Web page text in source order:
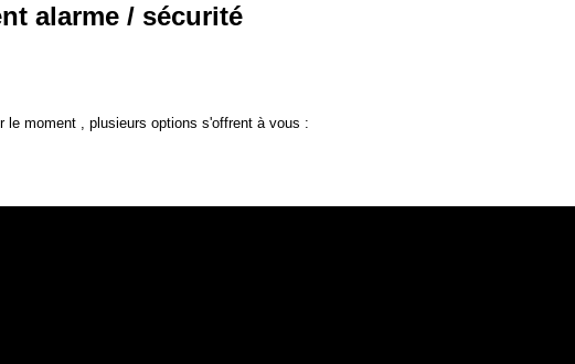
alarme / sécurité
le moment , plusieurs options s'offrent à vous :